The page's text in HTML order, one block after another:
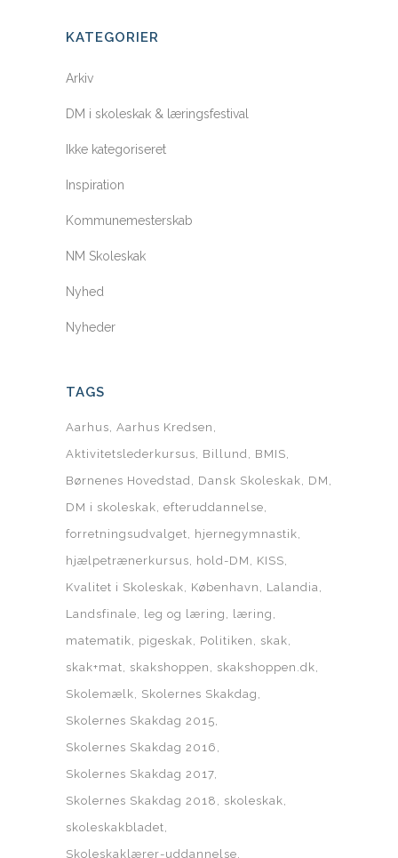
KATEGORIER
Arkiv
DM i skoleskak & læringsfestival
Ikke kategoriseret
Inspiration
Kommunemesterskab
NM Skoleskak
Nyhed
Nyheder
TAGS
Aarhus Aarhus Kredsen
Aktivitetslederkursus
Billund
BMIS
Børnenes Hovedstad
Dansk Skoleskak
DM
DM i skoleskak efteruddannelse
forretningsudvalget
hjernegymnastik
hjælpetrænerkursus
hold-DM
KISS
Kvalitet i Skoleskak
København
Lalandia
Landsfinale
leg og læring
læring
matematik
pigeskak Politiken
skak
skak+mat
skakshoppen
skakshoppen.dk
Skolemælk
Skolernes Skakdag
Skolernes Skakdag 2015
Skolernes Skakdag 2016
Skolernes Skakdag 2017
Skolernes Skakdag 2018
skoleskak
skoleskakbladet
Skoleskaklærer-uddannelse